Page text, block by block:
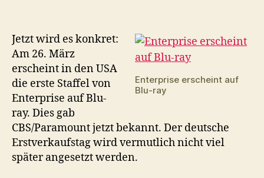
von
Enterprise
am
Enterprise erscheint auf
Blu-ray
Jetzt wird es konkret:
Am 26. März
erscheint in den USA
die erste Staffel von
Enterprise auf Blu-
ray. Dies gab
CBS/Paramount jetzt bekannt. Der deutsche
Erstverkaufstag wird vermutlich nicht viel
später angesetzt werden.